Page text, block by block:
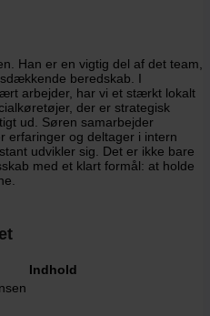
Han er en vigtig del af det team,
beredskab. I
arbejder, har vi et stærkt lokalt
der er strategisk
ud. Søren samarbejder
erfaringer og deltager i intern
udvikler sig. Det er ikke bare
med et klart formål: at holde
Indhold